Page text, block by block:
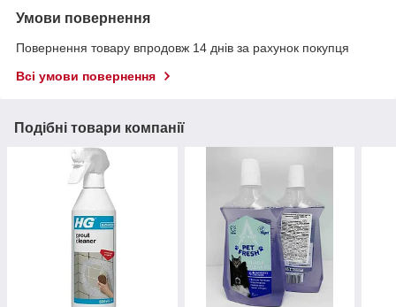
Умови повернення
Повернення товару впродовж 14 днів за рахунок покупця
Всі умови повернення
Подібні товари компанії